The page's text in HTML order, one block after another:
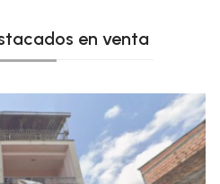
en venta